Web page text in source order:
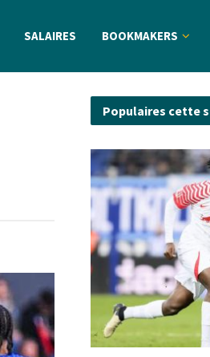
SALAIRES BOOKMAKERS
Populaires cette